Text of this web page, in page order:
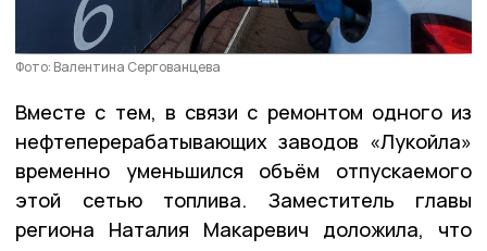
Фото: Валентина Сергованцева
Вместе с тем, в связи с ремонтом одного из
нефтеперерабатывающих заводов «Лукойла»
временно уменьшился объём отпускаемого
этой сетью топлива. Заместитель главы
региона Наталия Макаревич доложила, что